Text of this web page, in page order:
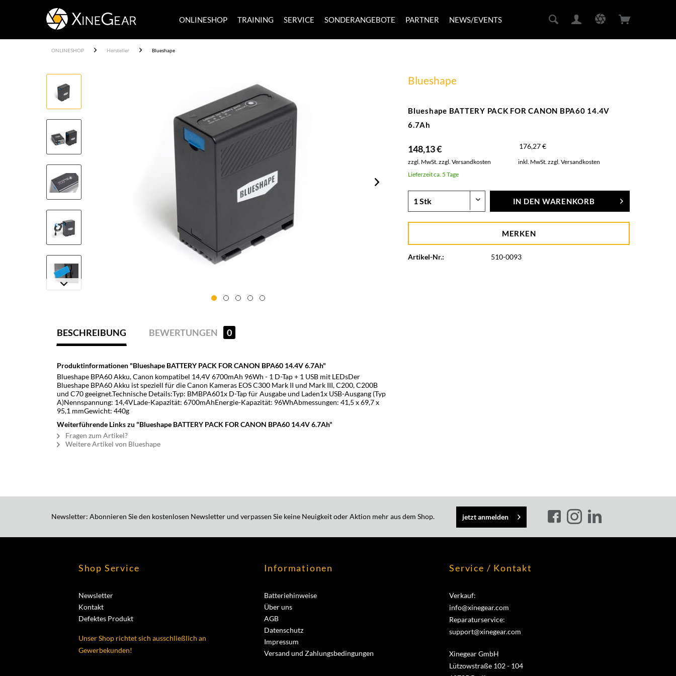
ONLINESHOP TRAINING SERVICE SONDERANGEBOTE PARTNER NEWS/EVENTS
ONLINESHOP Hersteller Blueshape
Blueshape
Blueshape BATTERY PACK FOR CANON BPA60 14.4V
6.7Ah
148,13 € 176,27 €
zzgl. MwSt.zzgl. Versandkosten inkl. MwSt.zzgl. Versandkosten
Lieferzeit ca. 5 Tage
IN DEN WARENKORB
MERKEN
Artikel-Nr.: 510-0093
BESCHREIBUNG BEWERTUNGEN 0
Produktinformationen "Blueshape BATTERY PACK FOR CANON BPA60 14.4V 6.7Ah"
Blueshape BPA60 Akku, Canon kompatibel 14,4V 6700mAh 96Wh - 1 D-Tap + 1 USB mit LEDsDer
Blueshape BPA60 Akku ist speziell für die Canon Kameras EOS C300 Mark II und Mark III, C200, C200B
und C70 geeignet.Technische Details:Typ: BMBPA601x D-Tap für Ausgabe und Laden1x USB-Ausgang (Typ
A)Nennspannung: 14,4VLade-Kapazität: 6700mAhEnergie-Kapazität: 96WhAbmessungen: 41,5 x 69,7 x
95,1 mmGewicht: 440g
Weiterführende Links zu "Blueshape BATTERY PACK FOR CANON BPA60 14.4V 6.7Ah"
Fragen zum Artikel?
Weitere Artikel von Blueshape
Newsletter: Abonnieren Sie den kostenlosen Newsletter und verpassen Sie keine Neuigkeit oder Aktion mehr aus dem Shop. jetzt anmelden
Shop Service
Newsletter
Kontakt
Defektes Produkt
Unser Shop richtet sich ausschließlich an
Gewerbekunden!
Informationen
Batteriehinweise
Über uns
AGB
Datenschutz
Impressum
Versand und Zahlungsbedingungen
Service / Kontakt
Verkauf:
info@xinegear.com
Reparaturservice:
support@xinegear.com
Xinegear GmbH
Lützowstraße 102 - 104